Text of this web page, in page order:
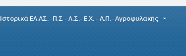
Ιστορικά ΕΛ.ΑΣ. -Π.Σ - Λ.Σ.- Ε.Χ. - Α.Π.- Αγροφυλακής